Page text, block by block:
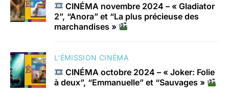
CINÉMA novembre 2024 – « Gladiator
2”, “Anora” et “La plus précieuse des
marchandises »
L'ÉMISSION CINÉMA
CINÉMA octobre 2024 – « Joker: Folie
à deux”, “Emmanuelle” et “Sauvages »